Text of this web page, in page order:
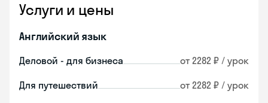
Услуги и цены
Английский язык
Деловой - для бизнеса от 2282 ₽ / урок
Для путешествий от 2282 ₽ / урок